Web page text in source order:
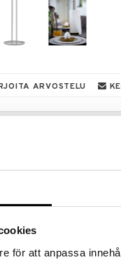
för att anpassa
ARVOSTELU
hinnoilla!
31.8.2026 asti mutta
voivat päästä